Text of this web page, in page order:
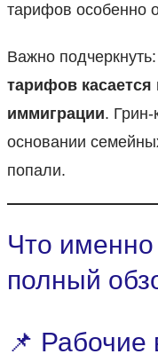
тарифов особенно
Важно подчеркнуть:
тарифов
иммиграции.
основании
попали.
Что
полный
📌